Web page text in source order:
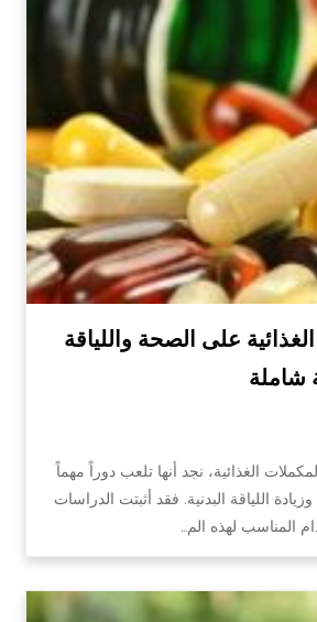
على الصحة واللياقة
شاملة
الغذائية، نجد أنها تلعب دوراً مهماً
اللياقة البدنية. فقد أثبتت الدراسات
المناسب لهذه الم…